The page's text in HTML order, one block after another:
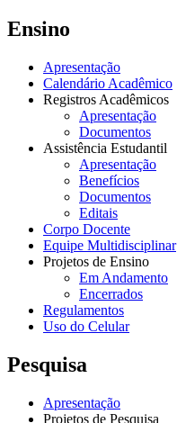
Ensino
Apresentação
Calendário Acadêmico
Registros Acadêmicos
Apresentação
Documentos
Assistência Estudantil
Apresentação
Benefícios
Documentos
Editais
Corpo Docente
Equipe Multidisciplinar
Projetos de Ensino
Em Andamento
Encerrados
Regulamentos
Uso do Celular
Pesquisa
Apresentação
Projetos de Pesquisa